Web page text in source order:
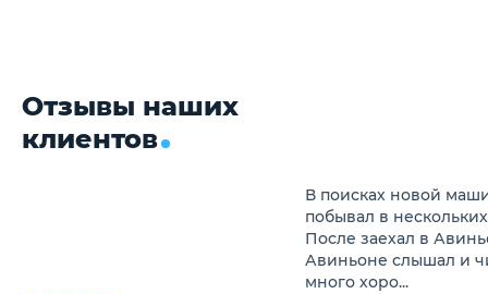
Отзывы наших
клиентов
В поисках новой
побывал в
После заехал в
Авиньоне слышал и
много хоро...